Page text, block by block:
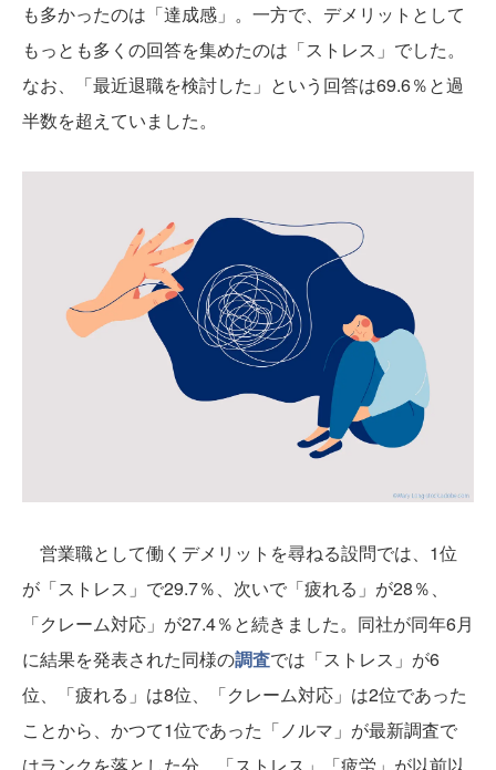
も多かったのは「達成感」。一方で、デメリットとして
もっとも多くの回答を集めたのは「ストレス」でした。
なお、「最近退職を検討した」という回答は69.6％と過
半数を超えていました。
営業職として働くデメリットを尋ねる設問では、1位
が「ストレス」で29.7％、次いで「疲れる」が28％、
「クレーム対応」が27.4％と続きました。同社が同年6月
に結果を発表された同様の調査では「ストレス」が6
位、「疲れる」は8位、「クレーム対応」は2位であった
ことから、かつて1位であった「ノルマ」が最新調査で